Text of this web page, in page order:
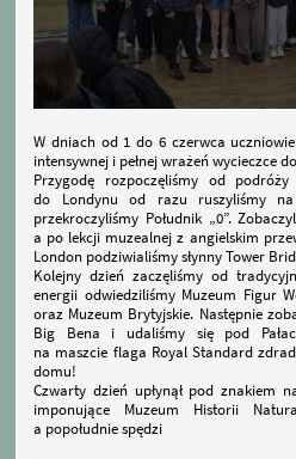
​W dniach od 1 do 6 czerwca
intensywnej i pełnej wrażeń wycieczce
​Przygodę rozpoczęliśmy od
do Londynu od razu ruszyliśmy na
przekroczyliśmy Południk „0”.
a po lekcji muzealnej z angielskim
London podziwialiśmy słynny Tower
​Kolejny dzień zaczęliśmy od
energii odwiedziliśmy Muzeum Figur
oraz Muzeum Brytyjskie. Następnie
Big Bena i udaliśmy się pod Pałac
na maszcie flaga Royal Standard
domu!
​Czwarty dzień upłynął pod znakiem
imponujące Muzeum Historii
a popołudnie spędzi